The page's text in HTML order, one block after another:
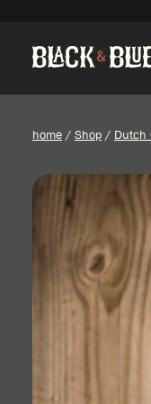
home / Shop / Dutch